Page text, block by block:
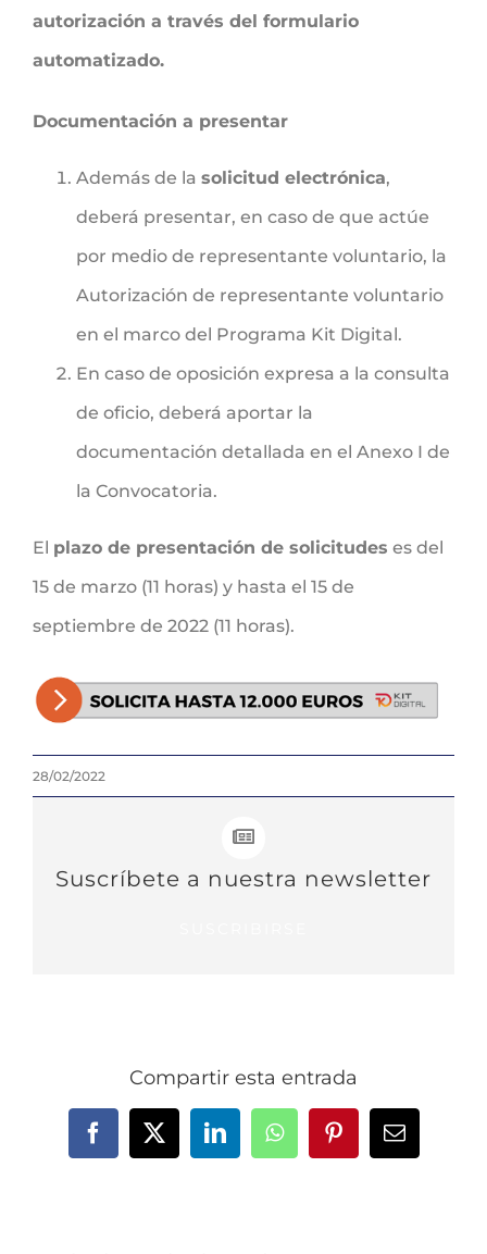
autorización a través del formulario
automatizado.
Documentación a presentar
Además de la solicitud electrónica,
deberá presentar, en caso de que actúe
por medio de representante voluntario, la
Autorización de representante voluntario
en el marco del Programa Kit Digital.
En caso de oposición expresa a la consulta
de oficio, deberá aportar la
documentación detallada en el Anexo I de
la Convocatoria.
El plazo de presentación de solicitudes es del
15 de marzo (11 horas) y hasta el 15 de
septiembre de 2022 (11 horas).
28/02/2022
Suscríbete a nuestra newsletter
Compartir esta entrada
Facebook
X LinkedInWhatsAppPinterestCorreo